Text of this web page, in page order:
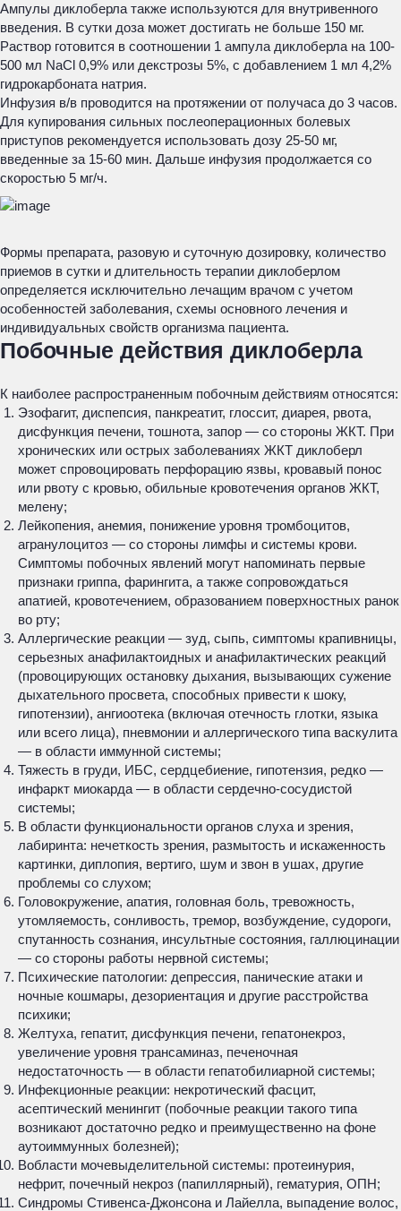
Ампулы диклоберла также используются для внутривенного
введения. В сутки доза может достигать не больше 150 мг.
Раствор готовится в соотношении 1 ампула диклоберла на 100-
500 мл NaCl 0,9% или декстрозы 5%, с добавлением 1 мл 4,2%
гидрокарбоната натрия.
Инфузия в/в проводится на протяжении от получаса до 3 часов.
Для купирования сильных послеоперационных болевых
приступов рекомендуется использовать дозу 25-50 мг,
введенные за 15-60 мин. Дальше инфузия продолжается со
скоростью 5 мг/ч.
Формы препарата, разовую и суточную дозировку, количество
приемов в сутки и длительность терапии диклоберлом
определяется исключительно лечащим врачом с учетом
особенностей заболевания, схемы основного лечения и
индивидуальных свойств организма пациента.
Побочные действия диклоберла
К наиболее распространенным побочным действиям относятся:
Эзофагит, диспепсия, панкреатит, глоссит, диарея, рвота,
дисфункция печени, тошнота, запор — со стороны ЖКТ. При
хронических или острых заболеваниях ЖКТ диклоберл
может спровоцировать перфорацию язвы, кровавый понос
или рвоту с кровью, обильные кровотечения органов ЖКТ,
мелену;
Лейкопения, анемия, понижение уровня тромбоцитов,
агранулоцитоз — со стороны лимфы и системы крови.
Симптомы побочных явлений могут напоминать первые
признаки гриппа, фарингита, а также сопровождаться
апатией, кровотечением, образованием поверхностных ранок
во рту;
Аллергические реакции — зуд, сыпь, симптомы крапивницы,
серьезных анафилактоидных и анафилактических реакций
(провоцирующих остановку дыхания, вызывающих сужение
дыхательного просвета, способных привести к шоку,
гипотензии), ангиоотека (включая отечность глотки, языка
или всего лица), пневмонии и аллергического типа васкулита
— в области иммунной системы;
Тяжесть в груди, ИБС, сердцебиение, гипотензия, редко —
инфаркт миокарда — в области сердечно-сосудистой
системы;
В области функциональности органов слуха и зрения,
лабиринта: нечеткость зрения, размытость и искаженность
картинки, диплопия, вертиго, шум и звон в ушах, другие
проблемы со слухом;
Головокружение, апатия, головная боль, тревожность,
утомляемость, сонливость, тремор, возбуждение, судороги,
спутанность сознания, инсультные состояния, галлюцинации
— со стороны работы нервной системы;
Психические патологии: депрессия, панические атаки и
ночные кошмары, дезориентация и другие расстройства
психики;
Желтуха, гепатит, дисфункция печени, гепатонекроз,
увеличение уровня трансаминаз, печеночная
недостаточность — в области гепатобилиарной системы;
Инфекционные реакции: некротический фасцит,
асептический менингит (побочные реакции такого типа
возникают достаточно редко и преимущественно на фоне
аутоиммунных болезней);
Вобласти мочевыделительной системы: протеинурия,
нефрит, почечный некроз (папиллярный), гематурия, ОПН;
Синдромы Стивенса-Джонсона и Лайелла, выпадение волос,